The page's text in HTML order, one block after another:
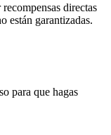
directas
están garantizadas.
para que hagas